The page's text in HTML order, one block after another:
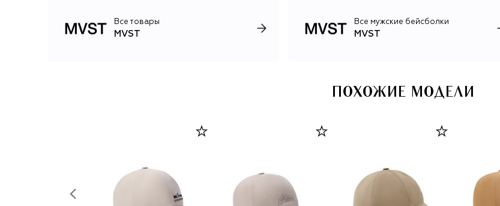
Все товары
MVST
Все мужские бейсболки
MVST
ПОХОЖИЕ МОДЕЛИ